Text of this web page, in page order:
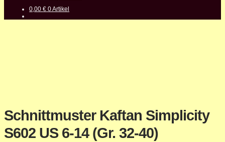
0,00€ 0 Artikel
Schnittmuster Kaftan Simplicity
S602 US 6-14 (Gr. 32-40)